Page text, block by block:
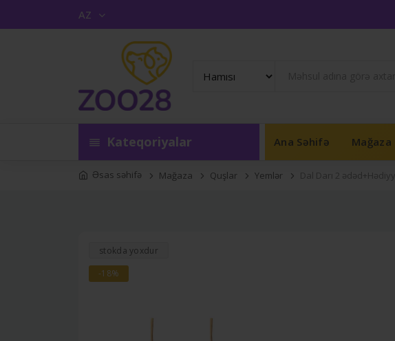
AZ
Kateqoriyalar Ana Səhifə Mağaza
Əsas səhifə Mağaza Quşlar Yemlər Dal Darı 2 ədəd+Hədiyyə
stokda yoxdur
-18%